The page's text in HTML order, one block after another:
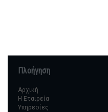
Πλοήγηση
Αρχική
Η Εταιρεία
Υπηρεσίες